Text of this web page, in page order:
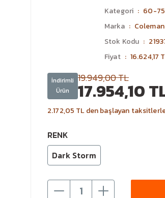
Kategori
60-
Marka
Coleman
Stok Kodu
Fiyat
16.624,17
İndirimli
Ürün
19.949,00 TL
17.954,10
2.172,05 TL den başlayan
RENK
Dark Storm